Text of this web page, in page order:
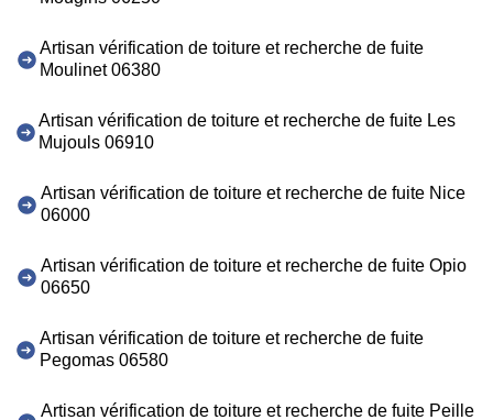
Artisan vérification de toiture et recherche de fuite
Moulinet 06380
Artisan vérification de toiture et recherche de fuite Les
Mujouls 06910
Artisan vérification de toiture et recherche de fuite Nice
06000
Artisan vérification de toiture et recherche de fuite Opio
06650
Artisan vérification de toiture et recherche de fuite
Pegomas 06580
Artisan vérification de toiture et recherche de fuite Peille